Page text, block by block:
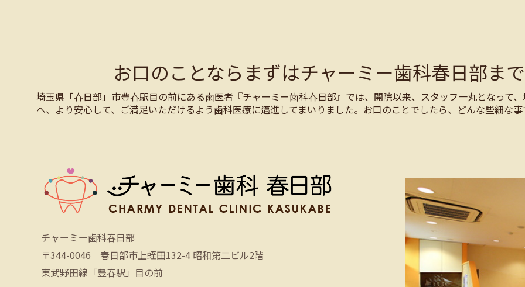
お口のことならまずはチャーミー歯科春日部ま
埼玉県「春日部」市豊春駅目の前にある歯医者『チャーミー歯科春日部』では、開院以来、スタッフ一丸となって
へ、より安心して、ご満足いただけるよう歯科医療に邁進してまいりました。お口のことでしたら、どんな些細な
チャーミー歯科春日部
〒344-0046 春日部市上蛭田132-4 昭和第二ビル2階
東武野田線「豊春駅」目の前